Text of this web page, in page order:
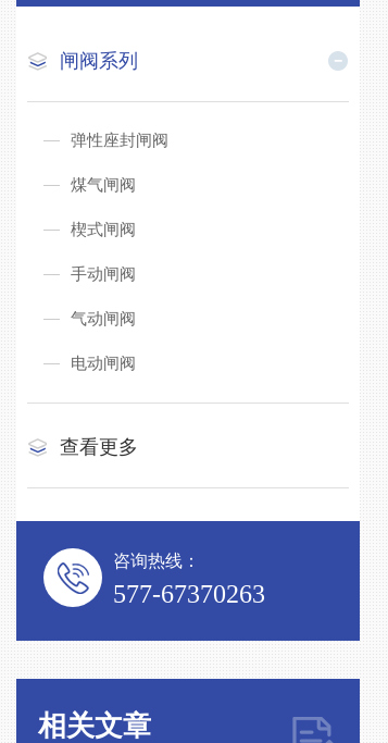
闸阀系列
弹性座封闸阀
煤气闸阀
楔式闸阀
手动闸阀
气动闸阀
电动闸阀
查看更多
咨询热线：
577-67370263
相关文章